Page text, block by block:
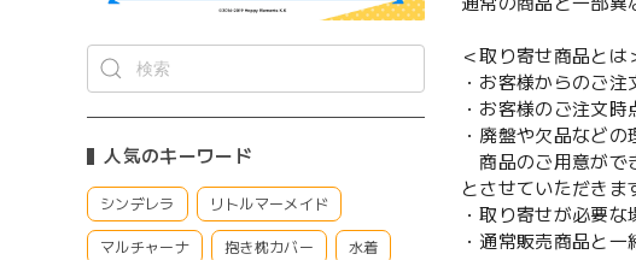
人気のキーワード
シンデレラ リトルマーメイド
マルチャーナ 抱き枕カバー 水着
＜取り寄せ商品とは
・お客様からのご
・お客様のご注文
・廃盤や欠品など
商品のご用意がで
とさせていただきま
・取り寄せが必要
・通常販売商品と